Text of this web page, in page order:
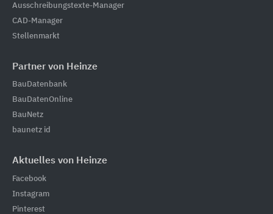
Ausschreibungstexte-Manager
CAD-Manager
Stellenmarkt
Partner von Heinze
BauDatenbank
BauDatenOnline
BauNetz
baunetz id
Aktuelles von Heinze
Facebook
Instagram
Pinterest